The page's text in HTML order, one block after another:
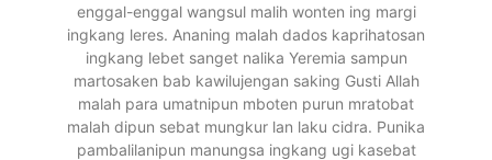
enggal-enggal wangsul malih wonten ing margi
ingkang leres. Ananing malah dados kaprihatosan
ingkang lebet sanget nalika Yeremia sampun
martosaken bab kawilujengan saking Gusti Allah
malah para umatnipun mboten purun mratobat
malah dipun sebat mungkur lan laku cidra. Punika
pambalilanipun manungsa ingkang ugi kasebat